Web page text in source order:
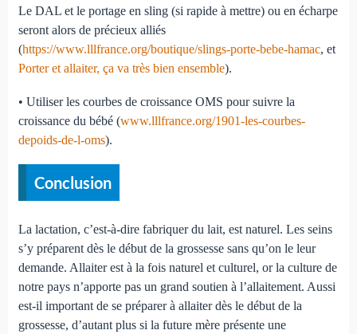
Le DAL et le portage en sling (si rapide à mettre) ou en écharpe
seront alors de précieux alliés
(https://www.lllfrance.org/boutique/slings-porte-bebe-hamac, et
Porter et allaiter, ça va très bien ensemble).
• Utiliser les courbes de croissance OMS pour suivre la
croissance du bébé (www.lllfrance.org/1901-les-courbes-
depoids-de-l-oms).
Conclusion
La lactation, c’est-à-dire fabriquer du lait, est naturel. Les seins
s’y préparent dès le début de la grossesse sans qu’on le leur
demande. Allaiter est à la fois naturel et culturel, or la culture de
notre pays n’apporte pas un grand soutien à l’allaitement. Aussi
est-il important de se préparer à allaiter dès le début de la
grossesse, d’autant plus si la future mère présente une